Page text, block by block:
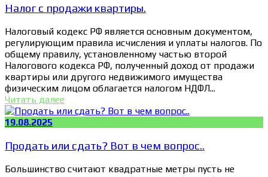
Налог с продажи квартиры.
Налоговый кодекс РФ является основным документом,
регулирующим правила исчисления и уплаты налогов. По
общему правилу, установленному частью второй
Налогового кодекса РФ, полученный доход от продажи
квартиры или другого недвижимого имущества
физическим лицом облагается налогом НДФЛ...
Читать далее
19.08.2025
Продать или сдать? Вот в чем вопрос..
Большинство считают квадратные метры пусть не